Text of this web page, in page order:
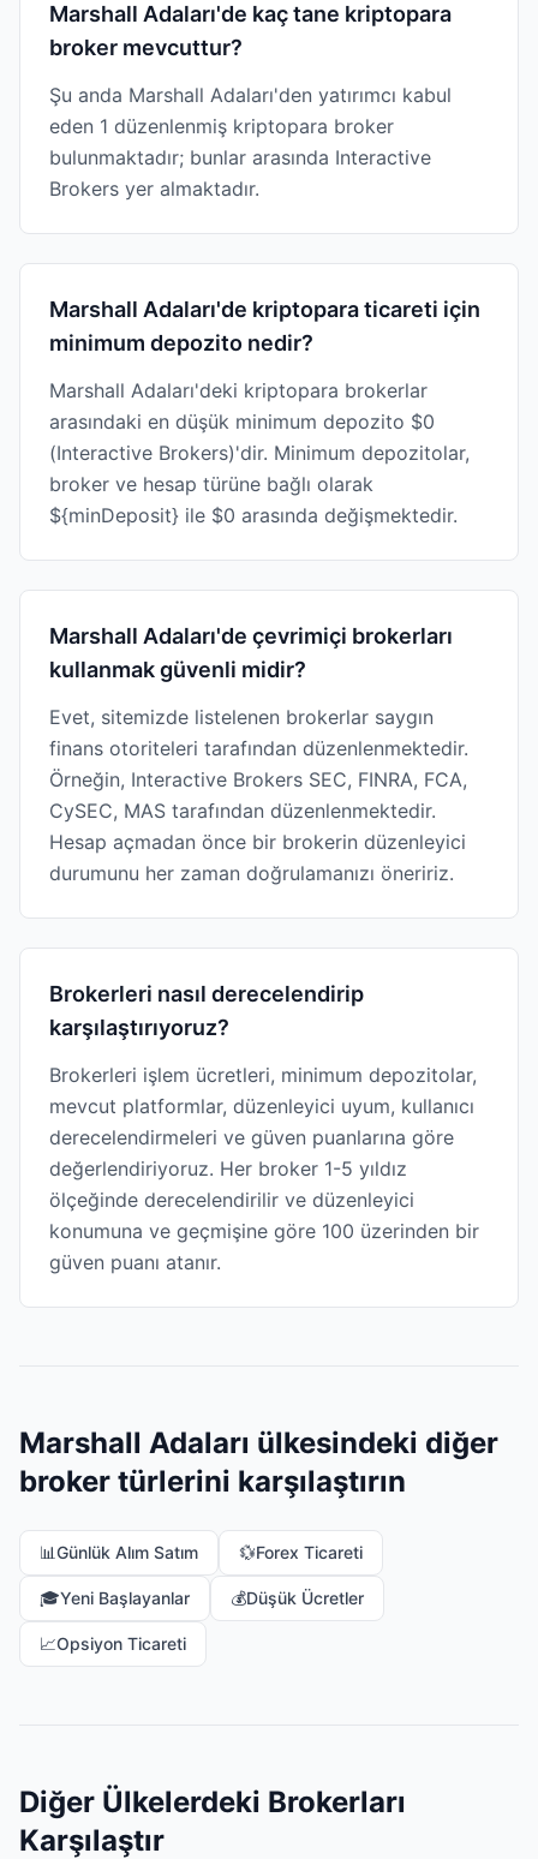
Marshall Adaları'de kaç tane kriptopara
broker mevcuttur?
Şu anda Marshall Adaları'den yatırımcı kabul
eden 1 düzenlenmiş kriptopara broker
bulunmaktadır; bunlar arasında Interactive
Brokers yer almaktadır.
Marshall Adaları'de kriptopara ticareti için
minimum depozito nedir?
Marshall Adaları'deki kriptopara brokerlar
arasındaki en düşük minimum depozito $0
(Interactive Brokers)'dir. Minimum depozitolar,
broker ve hesap türüne bağlı olarak
${minDeposit} ile $0 arasında değişmektedir.
Marshall Adaları'de çevrimiçi brokerları
kullanmak güvenli midir?
Evet, sitemizde listelenen brokerlar saygın
finans otoriteleri tarafından düzenlenmektedir.
Örneğin, Interactive Brokers SEC, FINRA, FCA,
CySEC, MAS tarafından düzenlenmektedir.
Hesap açmadan önce bir brokerin düzenleyici
durumunu her zaman doğrulamanızı öneririz.
Brokerleri nasıl derecelendirip
karşılaştırıyoruz?
Brokerleri işlem ücretleri, minimum depozitolar,
mevcut platformlar, düzenleyici uyum, kullanıcı
derecelendirmeleri ve güven puanlarına göre
değerlendiriyoruz. Her broker 1-5 yıldız
ölçeğinde derecelendirilir ve düzenleyici
konumuna ve geçmişine göre 100 üzerinden bir
güven puanı atanır.
Marshall Adaları ülkesindeki diğer
broker türlerini karşılaştırın
📊Günlük Alım Satım 💱Forex Ticareti
🎓Yeni Başlayanlar 💰Düşük Ücretler
📈Opsiyon Ticareti
Diğer Ülkelerdeki Brokerları
Karşılaştır